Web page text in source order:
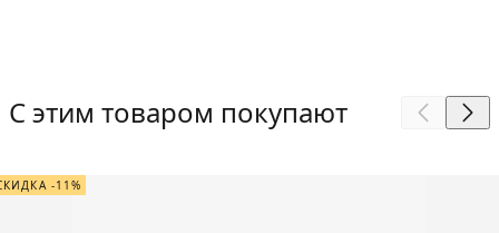
С этим товаром покупают
-11%